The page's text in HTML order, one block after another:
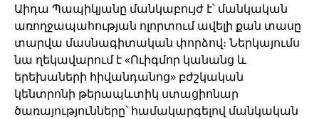
Աիդա Պապիկյանը մանկաբույժ է՝ մանկական
առողջապահության ոլորտում ավելի քան տասը
տարվա մասնագիտական փորձով։ Ներկայումս
նա ղեկավարում է «Ուիգմոր կանանց և
երեխաների հիվանդանոց» բժշկական
կենտրոնի թերապևտիկ ստացիոնար
ծառայությունները՝ համակարգելով մանկական